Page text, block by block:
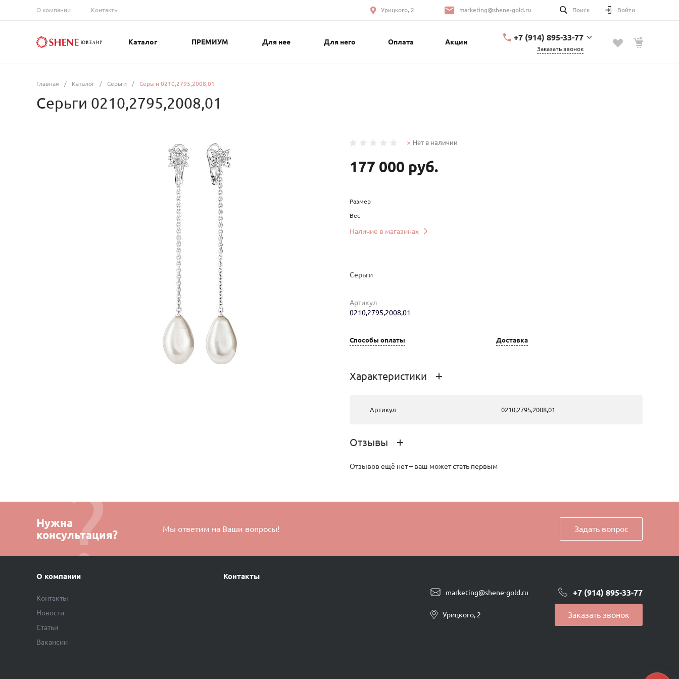
О компании Контакты Урицкого, 2 marketing@shene-gold.ru Поиск Войти
Каталог ПРЕМИУМ Для нее Для него Оплата Акции
+7 (914) 895-33-77
Заказать звонок
Главная / Каталог / Серьги / Серьги 0210,2795,2008,01
Серьги 0210,2795,2008,01
Нет в наличии
177 000 руб.
Размер
Вес
Наличие в магазинах
Наименование товара Размер Магазин Вставка
Серьги (28805007) 0
PARK,
Серьги
Артикул
0210,2795,2008,01
Способы оплаты Доставка
Характеристики
Артикул 0210,2795,2008,01
Отзывы
Отзывов ещё нет – ваш может стать первым
Нужна
консультация?
Мы ответим на Ваши вопросы! Задать вопрос
О компании
Контакты
Новости
Статьи
Вакансии
Контакты
marketing@shene-gold.ru +7 (914) 895-33-77
Урицкого, 2 Заказать звонок